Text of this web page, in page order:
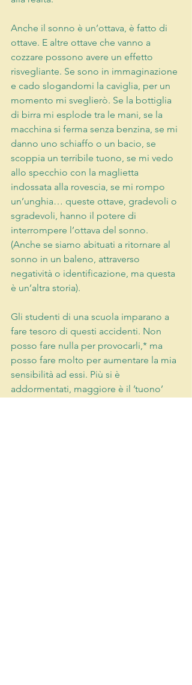
Anche il sonno è un’ottava, è fatto di
ottave. E altre ottave che vanno a
cozzare possono avere un effetto
risvegliante. Se sono in immaginazione
e cado slogandomi la caviglia, per un
momento mi sveglierò. Se la bottiglia
di birra mi esplode tra le mani, se la
macchina si ferma senza benzina, se mi
danno uno schiaffo o un bacio, se
scoppia un terribile tuono, se mi vedo
allo specchio con la maglietta
indossata alla rovescia, se mi rompo
un’unghia… queste ottave, gradevoli o
sgradevoli, hanno il potere di
interrompere l’ottava del sonno.
(Anche se siamo abituati a ritornare al
sonno in un baleno, attraverso
negatività o identificazione, ma questa
è un’altra storia).
Gli studenti di una scuola imparano a
fare tesoro di questi accidenti. Non
posso fare nulla per provocarli,* ma
posso fare molto per aumentare la mia
sensibilità ad essi. Più si è
addormentati, maggiore è il ’tuono’